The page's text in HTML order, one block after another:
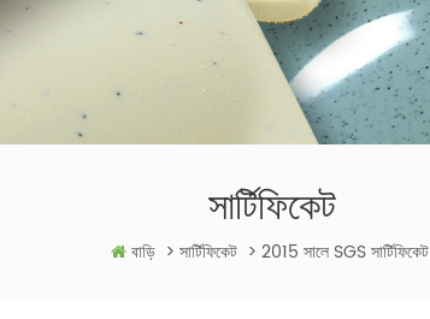
সার্টিফিকেট
বাড়ি > সার্টিফিকেট > 2015 সালে SGS সার্টিফিকেট